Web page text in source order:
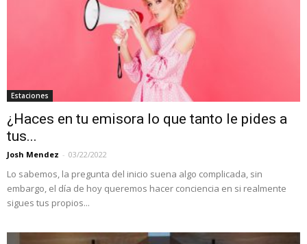
Estaciones
¿Haces en tu emisora lo que tanto le pides a
tus...
Josh Mendez - 03/22/2022
Lo sabemos, la pregunta del inicio suena algo complicada, sin
embargo, el día de hoy queremos hacer conciencia en si realmente
sigues tus propios...